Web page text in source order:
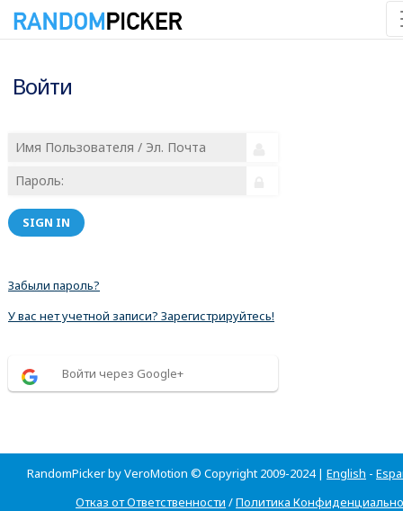
Войти
SIGN IN
Забыли пароль?
У вас нет учетной записи? Зарегистрируйтесь!
Войти через Google+
RandomPicker by VeroMotion © Copyright 2009-2024 | English -
Отказ от Ответственности /Политика